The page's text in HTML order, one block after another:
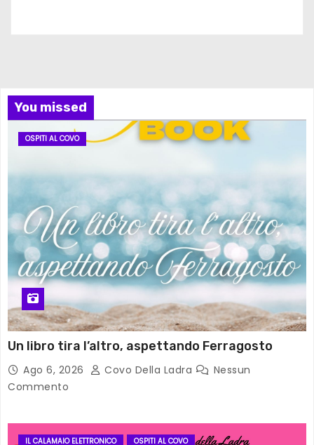
You missed
OSPITI AL COVO
Un libro tira l’altro, aspettando Ferragosto
Ago 6, 2026 Covo Della Ladra
Nessun
Commento
IL CALAMAIO ELETTRONICO OSPITI AL COVO